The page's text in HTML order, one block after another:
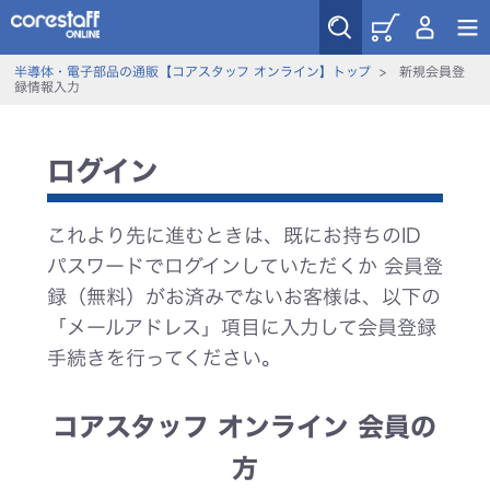
半導体・電子部品の通販【コアスタッフ オンライン】トップ> 新規会員登
録情報入力
ログイン
これより先に進むときは、既にお持ちのID
パスワードでログインしていただくか 会員登
録（無料）がお済みでないお客様は、以下の
「メールアドレス」項目に入力して会員登録
手続きを行ってください。
コアスタッフ オンライン 会員の
方